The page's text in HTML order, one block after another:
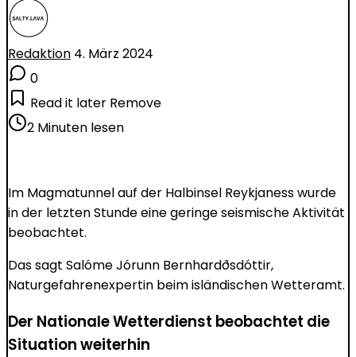
Redaktion 4. März 2024
0
Read it later Remove
2 Minuten lesen
Im Magmatunnel auf der Halbinsel Reykjaness wurde
in der letzten Stunde eine geringe seismische Aktivität
beobachtet.
Das sagt Salóme Jórunn Bernhardðsdóttir,
Naturgefahrenexpertin beim isländischen Wetteramt.
Der Nationale Wetterdienst beobachtet die
Situation weiterhin